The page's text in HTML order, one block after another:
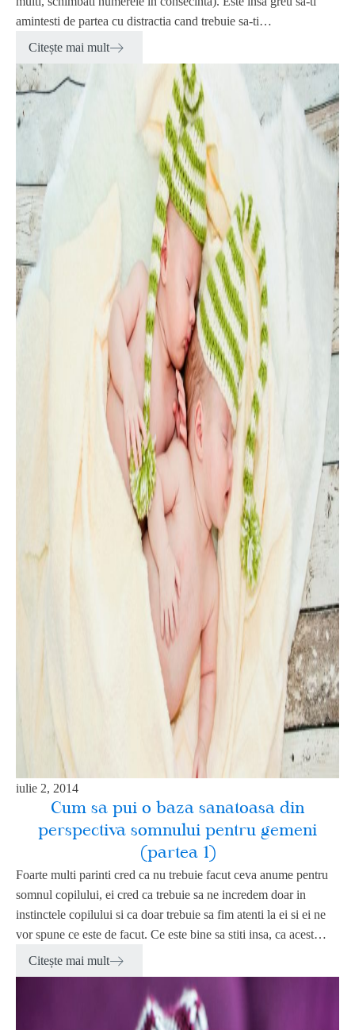
amintesti de partea cu distractia cand trebuie sa-ti…
Citește mai mult
iulie 2, 2014
Cum sa pui o baza sanatoasa din
perspectiva somnului pentru gemeni
(partea 1)
Foarte multi parinti cred ca nu trebuie facut ceva anume pentru
somnul copilului, ei cred ca trebuie sa ne incredem doar in
instinctele copilului si ca doar trebuie sa fim atenti la ei si ei ne
vor spune ce este de facut. Ce este bine sa stiti insa, ca acest…
Citește mai mult